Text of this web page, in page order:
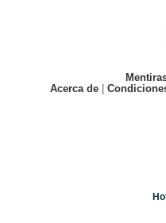
Acerca de